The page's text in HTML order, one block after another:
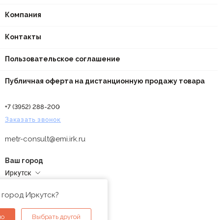
Компания
Контакты
Пользовательское соглашение
Публичная оферта на дистанционную продажу товара
+7 (3952) 288-200
Заказать звонок
metr-consult@emi.irk.ru
Ваш город
Иркутск
Иркутск?
Выбрать другой